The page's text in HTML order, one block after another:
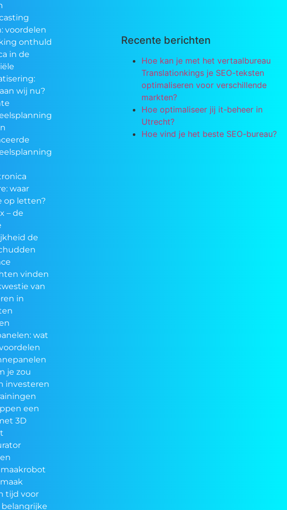
voordelen
onthuld
in de
wij nu?
waar
op letten?
– de
de
vinden
van
in
wat
je zou
investeren
een
3D
tijd voor
belangrijke
Recente berichten
Hoe kan je met het vertaalbureau
Translationkings je SEO-teksten
optimaliseren voor verschillende
markten?
Hoe optimaliseer jij it-beheer in
Utrecht?
Hoe vind je het beste SEO-bureau?